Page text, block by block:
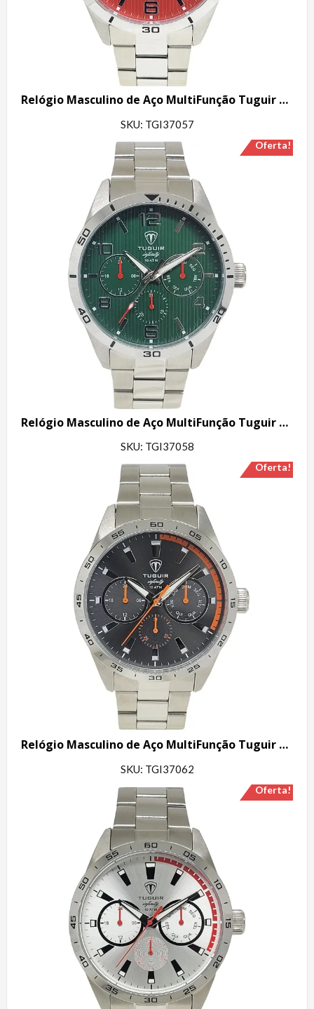
Relógio Masculino de Aço MultiFunção Tuguir Analógico Infinity TGI37057 Prata e Vermelho
SKU: TGI37057
Oferta!
Relógio Masculino de Aço MultiFunção Tuguir Analógico Infinity TGI37058 Prata e Verde
SKU: TGI37058
Oferta!
Relógio Masculino de Aço MultiFunção Tuguir Analógico Infinity TGI37062 Prata e Cinza
SKU: TGI37062
Oferta!